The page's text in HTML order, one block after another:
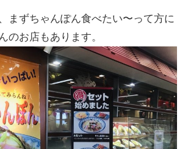
まずちゃんぽん食べたい〜って方に
のお店もあります。